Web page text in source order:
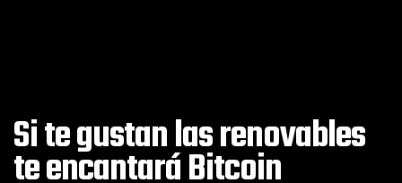
Si te gustan las renovables
te encantará Bitcoin